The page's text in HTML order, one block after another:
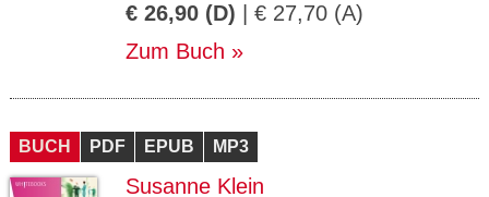
€ 26,90 (D) | € 27,70 (A)
Zum Buch
BUCH PDF EPUB MP3
Susanne Klein